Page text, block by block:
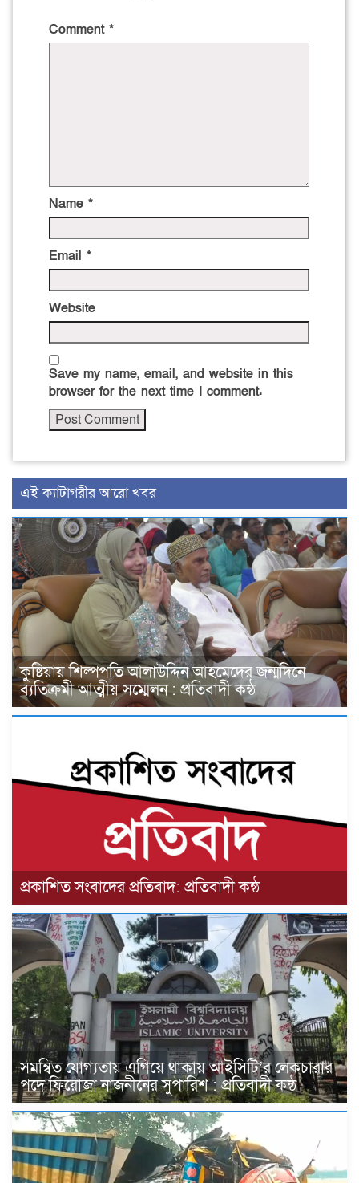
Comment *
Name *
Email *
Website
Save my name, email, and website in this
browser for the next time I comment.
এই ক্যাটাগরীর আরো খবর
কুষ্টিয়ায় শিল্পপতি আলাউদ্দিন আহমেদের জন্মদিনে
ব্যতিক্রমী আত্মীয় সম্মেলন : প্রতিবাদী কন্ঠ
প্রকাশিত সংবাদের প্রতিবাদ: প্রতিবাদী কন্ঠ
সমন্বিত যোগ্যতায় এগিয়ে থাকায় আইসিটি’র লেকচারার
পদে ফিরোজা নাজনীনের সুপারিশ : প্রতিবাদী কন্ঠ